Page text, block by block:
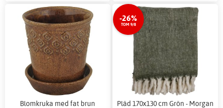
Blomkruka med fat brun
-26%
TOM 9/8
Pläd 170x130 cm Grön - Morgan